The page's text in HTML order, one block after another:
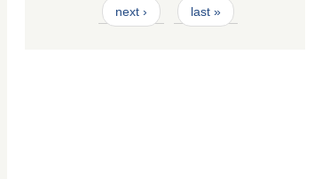
next › last »